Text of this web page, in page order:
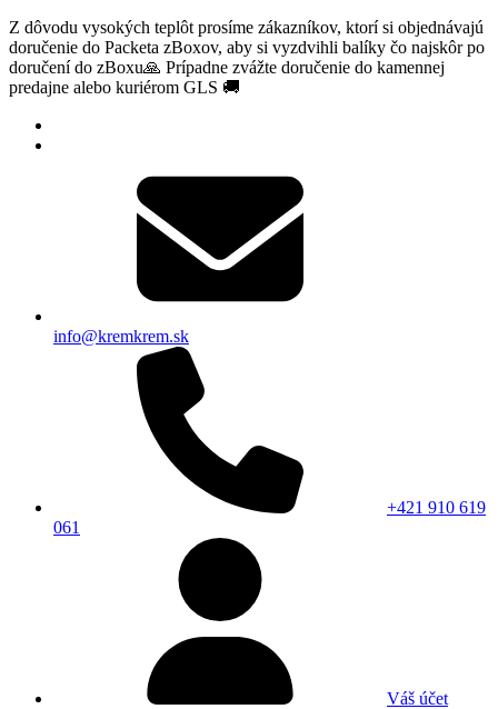
Z dôvodu vysokých teplôt prosíme zákazníkov, ktorí si objednávajú
doručenie do Packeta zBoxov, aby si vyzdvihli balíky čo najskôr po
doručení do zBoxu🙏 Prípadne zvážte doručenie do kamennej
predajne alebo kuriérom GLS 🚚
info@kremkrem.sk
+421 910 619
061
Váš účet